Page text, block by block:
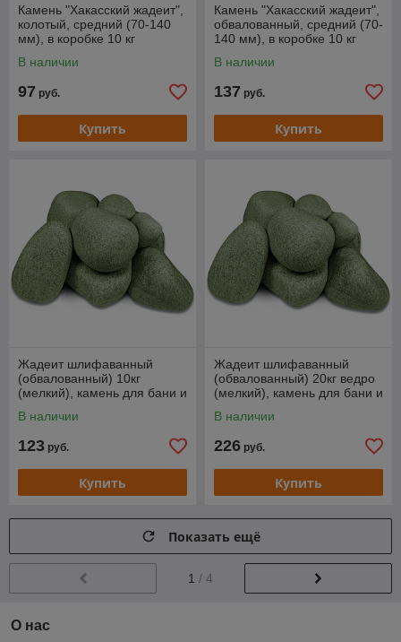
Камень "Хакасский жадеит",
колотый, средний (70-140
мм), в коробке 10 кг
В наличии
97 руб.
Купить
Камень "Хакасский жадеит",
обвалованный, средний (70-
140 мм), в коробке 10 кг
В наличии
137 руб.
Купить
Жадеит шлифаванный
(обвалованный) 10кг
(мелкий), камень для бани и
В наличии
123 руб.
Купить
Жадеит шлифаванный
(обвалованный) 20кг ведро
(мелкий), камень для бани и
В наличии
226 руб.
Купить
Показать ещё
1 / 4
О нас